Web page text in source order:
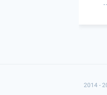
2014 -